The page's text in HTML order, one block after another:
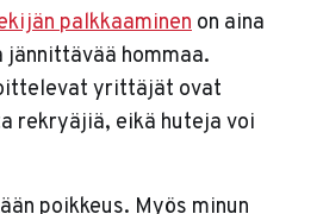
palkkaaminen on aina
hommaa.
yrittäjät ovat
rekryäjiä, eikä huteja voi
poikkeus. Myös minun